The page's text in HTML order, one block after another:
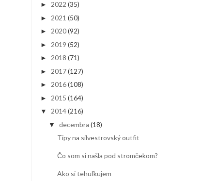
► 2022 (35)
► 2021 (50)
► 2020(92)
► 2019 (52)
► 2018 (71)
► 2017(127)
► 2016(108)
► 2015 (164)
▼ 2014(216)
▼ decembra (18)
Tipy na silvestrovský outfit
Čo som si našla pod stromčekom?
Ako si tehuľkujem